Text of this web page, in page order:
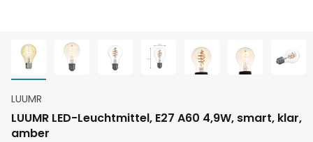
der
LUUMR
LUUMR LED-Leuchtmittel, E27 A60 4,9W, smart, klar,
amber